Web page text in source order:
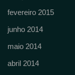
fevereiro 2015
junho 2014
maio 2014
abril 2014